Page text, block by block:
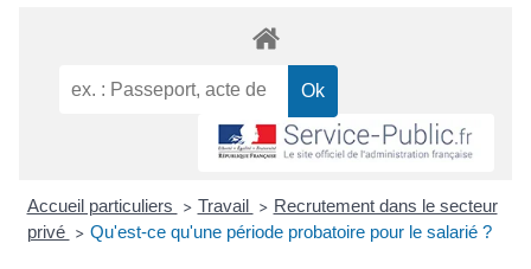
Accueil particuliers > Travail > Recrutement dans le secteur
privé > Qu'est-ce qu'une période probatoire pour le salarié ?